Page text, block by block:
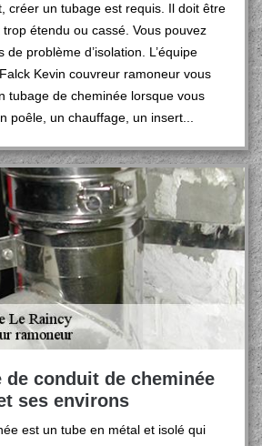
créer un tubage est requis. Il doit être
étendu ou cassé. Vous pouvez
problème d’isolation. L’équipe
Kevin couvreur ramoneur vous
tubage de cheminée lorsque vous
poêle, un chauffage, un insert...
de conduit de cheminée
ses environs
est un tube en métal et isolé qui